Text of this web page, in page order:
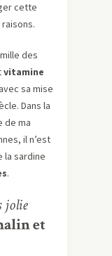
cette
des
vitamine
sa mise
Dans la
de ma
il n’est
la sardine
.
jolie
et